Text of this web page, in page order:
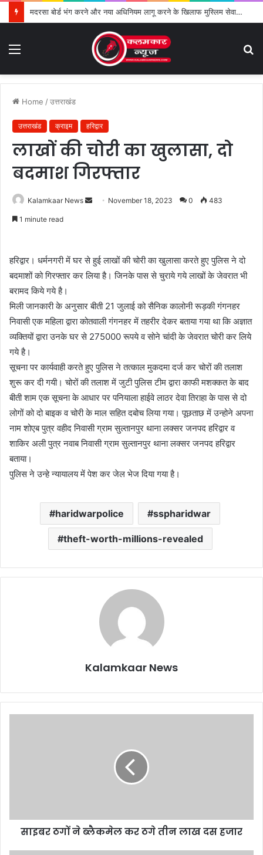
मदरसा बोर्ड भंग करने और नया अधिनियम लागू करने के खिलाफ मुस्लिम सेवा संगठन का विरोध तेज
Home /उत्तराखंड
उत्तराखंड क्राइम हरिद्वार
लाखों की चोरी का खुलासा, दो
बदमाश गिरफ्तार
Kalamkaar News
a
n
i
l
November 18, 2023 0 483
1 minute read
हरिद्वार। धर्मनगरी में घर से हुई लाखों की चोरी का खुलासा करते हुए पुलिस ने दो
बदमाशों को गिरफ्तार कर लिया है। जिनके पास से चुराये गये लाखों के जेवरात भी
बरामद किये गये है।
मिली जानकारी के अनुसार बीती 21 जुलाई को सैनिक कालोनी रूड़की गंगनहर
निवासी एक महिला द्वारा कोतवाली गंगनहर में तहरीर देकर बताया गया था कि अज्ञात
व्यक्तियों द्वारा उनके घर से 275000 रूपये व सोने चांदी के जेवरात चोरी कर लिये
गये है।
सूचना पर कार्यवाही करते हुए पुलिस ने तत्काल मुकदमा दर्ज कर चोरों की तलाश
शुरू कर दी गयी। चोरों की तलाश में जुटी पुलिस टीम द्वारा काफी मशक्कत के बाद
बीती शाम एक सूचना के आधार पर पनियाला हाईवे लाठर देवा तिराहा के पास से दो
लोगों को दो बाइक व चोरी के माल सहित दबोच लिया गया। पूछताछ में उन्होने अपना
नाम शोएब पुत्र वहीद निवासी ग्राम सुल्तानपुर थाना लक्सर जनपद हरिद्वार व
शाकिर अली पुत्र नवाब निवासी ग्राम सुल्तानपुर थाना लक्सर जनपद हरिद्वार
बताया।
पुलिस ने उन्हे न्यायालय में पेश कर जेल भेज दिया गया है।
haridwarpolice sspharidwar
theft-worth-millions-revealed
Kalamkaar News
साइबर ठगों ने ब्लैकमेल कर ठगे तीन लाख दस हजार